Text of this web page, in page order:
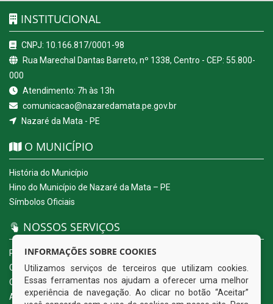
INSTITUCIONAL
CNPJ: 10.166.817/0001-98
Rua Marechal Dantas Barreto, nº 1338, Centro - CEP: 55.800-
000
Atendimento: 7h às 13h
comunicacao@nazaredamata.pe.gov.br
Nazaré da Mata - PE
O MUNICÍPIO
História do Município
Hino do Município de Nazaré da Mata – PE
Símbolos Oficiais
NOSSOS SERVIÇOS
Portal da Transparência
Carta de Serviços ao Usuário
Ouvidoria Eletrônica
Acesso a Informação (eSIC)
INFORMAÇÕES SOBRE COOKIES
Utilizamos serviços de terceiros que utilizam cookies.
Essas ferramentas nos ajudam a oferecer uma melhor
experiência de navegação. Ao clicar no botão “Aceitar”